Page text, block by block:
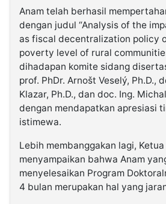
Anam telah berhasil
dengan judul “Analysis of the
as fiscal decentralization policy
poverty level of rural
dihadapan komite sidang
prof. PhDr. Arnošt Veselý, Ph.D.,
Klazar, Ph.D., dan doc. Ing.
dengan mendapatkan apresiasi
istimewa.
Lebih membanggakan lagi,
menyampaikan bahwa Anam
menyelesaikan Program
4 bulan merupakan hal yang